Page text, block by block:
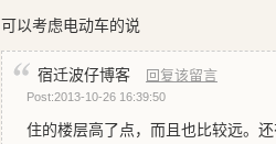
可以考虑电动车的说
宿迁波仔博客 回复该留言
Post:2013-10-26 16:39:50
住的楼层高了点，而且也比较远。